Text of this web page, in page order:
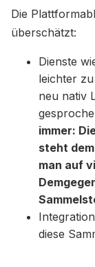
Die
überschätzt:
Dienste
leichter
neu nativ
immer:
steht
man auf
diese